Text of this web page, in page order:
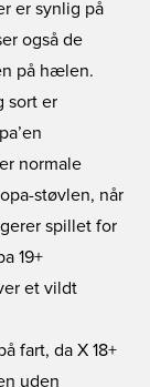
er synlig på
også de
på hælen.
sort er
normale
støvlen, når
spillet for
19+
et vildt
fart, da X 18+
uden